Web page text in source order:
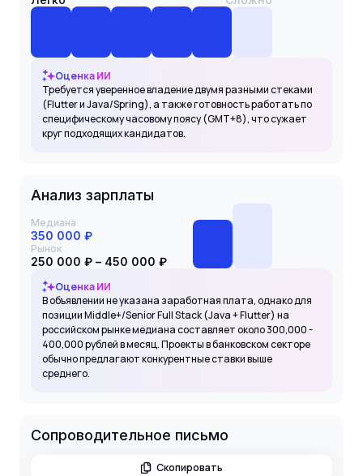
Оценка ИИ
Требуется уверенное владение двумя разными стеками
(Flutter и Java/Spring), а также готовность работать по
специфическому часовому поясу (GMT+8), что сужает
круг подходящих кандидатов.
Анализ зарплаты
Медиана
350 000 ₽
Рынок
250 000 ₽ – 450 000 ₽
Оценка ИИ
В объявлении не указана заработная плата, однако для
позиции Middle+/Senior Full Stack (Java + Flutter) на
российском рынке медиана составляет около 300,000 -
400,000 рублей в месяц. Проекты в банковском секторе
обычно предлагают конкурентные ставки выше
среднего.
Сопроводительное письмо
Скопировать